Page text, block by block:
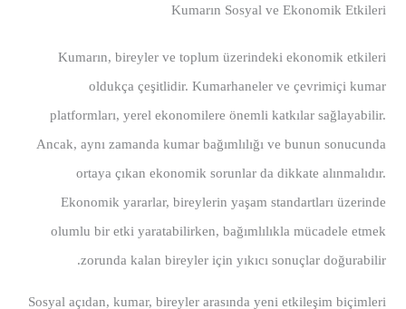
Kumarın Sosyal ve Ekonomik Etkileri
Kumarın, bireyler ve toplum üzerindeki ekonomik etkileri
oldukça çeşitlidir. Kumarhaneler ve çevrimiçi kumar
platformları, yerel ekonomilere önemli katkılar sağlayabilir.
Ancak, aynı zamanda kumar bağımlılığı ve bunun sonucunda
ortaya çıkan ekonomik sorunlar da dikkate alınmalıdır.
Ekonomik yararlar, bireylerin yaşam standartları üzerinde
olumlu bir etki yaratabilirken, bağımlılıkla mücadele etmek
zorunda kalan bireyler için yıkıcı sonuçlar doğurabilir.
Sosyal açıdan, kumar, bireyler arasında yeni etkileşim biçimleri